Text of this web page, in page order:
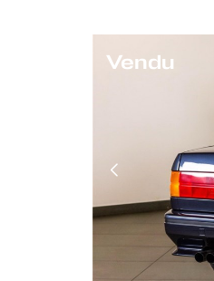
Vendu